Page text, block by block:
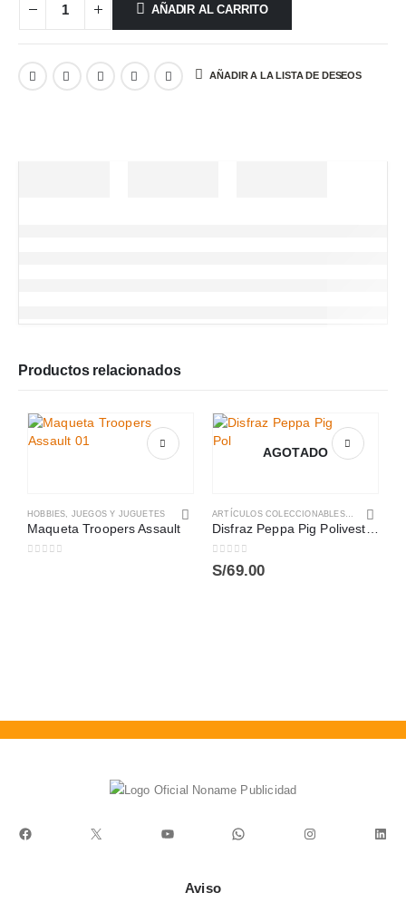
AÑADIR AL CARRITO
AÑADIR A LA LISTA DE DESEOS
Productos relacionados
HOBBIES JUEGOS Y JUGUETES
Maqueta Troopers Assault
AGOTADO
ARTÍCULOS COLECCIONABLES
,
0out of 5
S/69.00
Facebook X YouTube WhatsApp Instagram
Aviso